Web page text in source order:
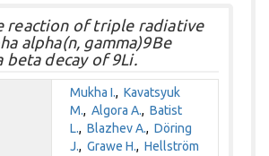
reaction of triple radiative
alpha(n, gamma)9Be
beta decay of 9Li.
Mukha I.,Kavatsyuk
M.,Algora A.,Batist
L.,Blazhev A.,Döring
J.,Grawe H.,Hellström